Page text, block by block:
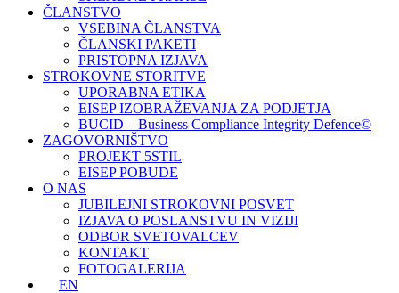
ČLANSTVO
VSEBINA ČLANSTVA
ČLANSKI PAKETI
PRISTOPNA IZJAVA
STROKOVNE STORITVE
UPORABNA ETIKA
EISEP IZOBRAŽEVANJA ZA PODJETJA
BUCID – Business Compliance Integrity Defence©
ZAGOVORNIŠTVO
PROJEKT 5STIL
EISEP POBUDE
O NAS
JUBILEJNI STROKOVNI POSVET
IZJAVA O POSLANSTVU IN VIZIJI
ODBOR SVETOVALCEV
KONTAKT
FOTOGALERIJA
EN